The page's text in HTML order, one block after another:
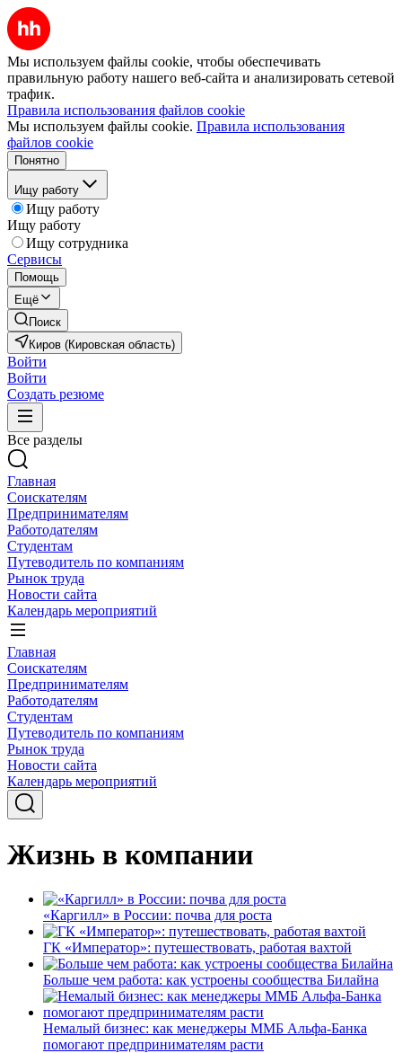
Мы используем файлы cookie, чтобы обеспечивать
правильную работу нашего веб-сайта и анализировать сетевой
трафик.
Правила использования файлов cookie
Мы используем файлы cookie. Правила использования
файлов cookie
Понятно
Ищу работу
Ищу работу
Ищу работу
Ищу сотрудника
Сервисы
Помощь
Ещё
Поиск
Киров (Кировская область)
Войти
Войти
Создать резюме
Все разделы
Главная
Соискателям
Предпринимателям
Работодателям
Студентам
Путеводитель по компаниям
Рынок труда
Новости сайта
Календарь мероприятий
Главная
Соискателям
Предпринимателям
Работодателям
Студентам
Путеводитель по компаниям
Рынок труда
Новости сайта
Календарь мероприятий
Жизнь в компании
«Каргилл» в России: почва для роста
ГК «Император»: путешествовать, работая вахтой
Больше чем работа: как устроены сообщества Билайна
Немалый бизнес: как менеджеры ММБ Альфа-Банка
помогают предпринимателям расти